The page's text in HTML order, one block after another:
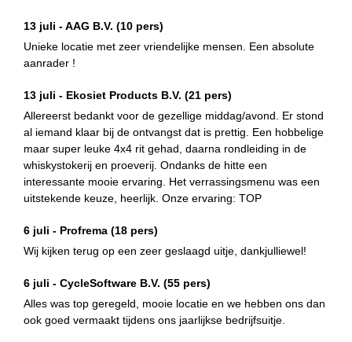
13 juli -AAG B.V. (10 pers)
Unieke locatie met zeer vriendelijke mensen. Een absolute
aanrader !
13 juli - Ekosiet Products B.V. (21 pers)
Allereerst bedankt voor de gezellige middag/avond. Er stond
al iemand klaar bij de ontvangst dat is prettig. Een hobbelige
maar super leuke 4x4 rit gehad, daarna rondleiding in de
whiskystokerij en proeverij. Ondanks de hitte een
interessante mooie ervaring. Het verrassingsmenu was een
uitstekende keuze, heerlijk. Onze ervaring: TOP
6 juli - Profrema (18 pers)
Wij kijken terug op een zeer geslaagd uitje, dankjulliewel!
6 juli - CycleSoftware B.V. (55 pers)
Alles was top geregeld, mooie locatie en we hebben ons dan
ook goed vermaakt tijdens ons jaarlijkse bedrijfsuitje.